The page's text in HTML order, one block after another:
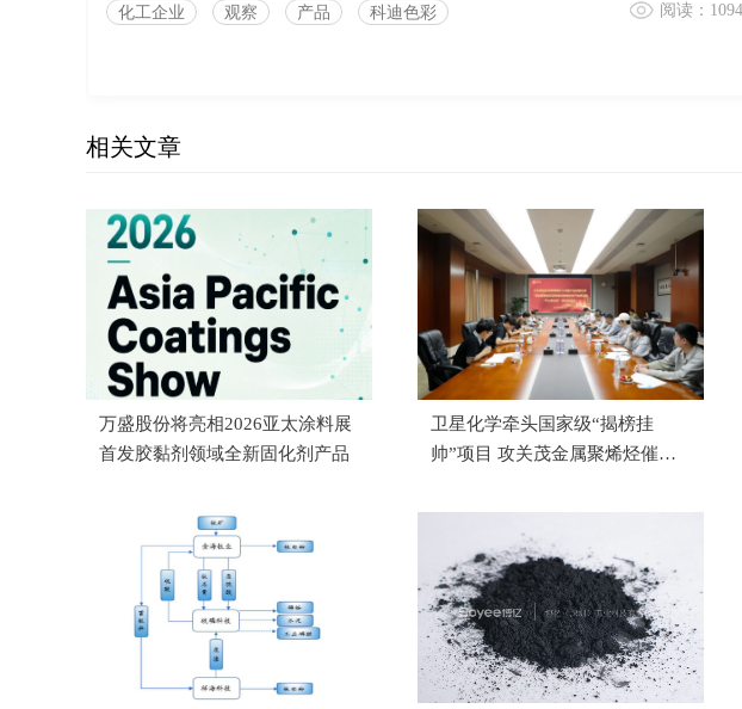
化工企业 观察 产品 科迪色彩 阅读：1094
相关文章
万盛股份将亮相2026亚太涂料展
首发胶黏剂领域全新固化剂产品
卫星化学牵头国家级“揭榜挂
帅”项目 攻关茂金属聚烯烃催化